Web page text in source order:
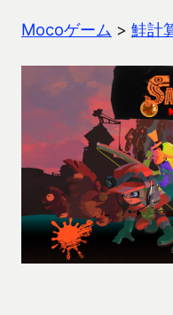
Mocoゲーム > 鮭計